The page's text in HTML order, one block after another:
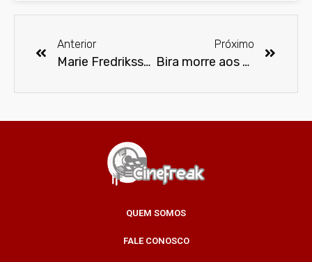
Anterior
Marie Fredriksson, vocalista do Roxette, morre aos 61 anos
Próximo
Bira morre aos 85 anos
QUEM SOMOS
FALE CONOSCO